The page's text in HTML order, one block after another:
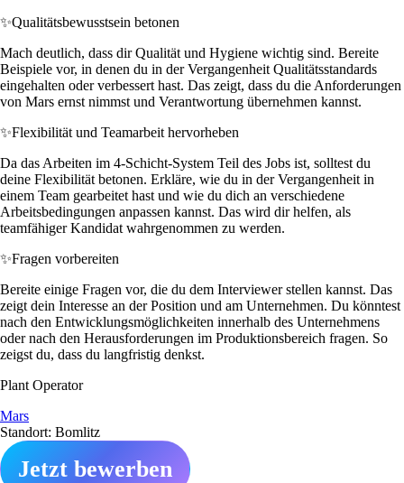
✨Qualitätsbewusstsein betonen
Mach deutlich, dass dir Qualität und Hygiene wichtig sind. Bereite
Beispiele vor, in denen du in der Vergangenheit Qualitätsstandards
eingehalten oder verbessert hast. Das zeigt, dass du die Anforderungen
von Mars ernst nimmst und Verantwortung übernehmen kannst.
✨Flexibilität und Teamarbeit hervorheben
Da das Arbeiten im 4-Schicht-System Teil des Jobs ist, solltest du
deine Flexibilität betonen. Erkläre, wie du in der Vergangenheit in
einem Team gearbeitet hast und wie du dich an verschiedene
Arbeitsbedingungen anpassen kannst. Das wird dir helfen, als
teamfähiger Kandidat wahrgenommen zu werden.
✨Fragen vorbereiten
Bereite einige Fragen vor, die du dem Interviewer stellen kannst. Das
zeigt dein Interesse an der Position und am Unternehmen. Du könntest
nach den Entwicklungsmöglichkeiten innerhalb des Unternehmens
oder nach den Herausforderungen im Produktionsbereich fragen. So
zeigst du, dass du langfristig denkst.
Plant Operator
Mars
Standort: Bomlitz
Jetzt bewerben